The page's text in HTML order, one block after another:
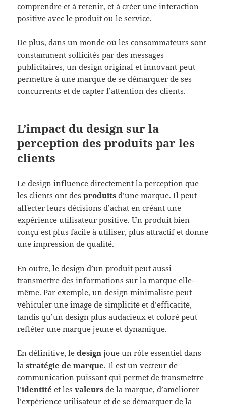
comprendre et à retenir, et à créer une interaction
positive avec le produit ou le service.
De plus, dans un monde où les consommateurs sont
constamment sollicités par des messages
publicitaires, un design original et innovant peut
permettre à une marque de se démarquer de ses
concurrents et de capter l’attention des clients.
L’impact du design sur la
perception des produits par les
clients
Le design influence directement la perception que
les clients ont desproduits d’une marque. Il peut
affecter leurs décisions d’achat en créant une
expérience utilisateur positive. Un produit bien
conçu est plus facile à utiliser, plus attractif et donne
une impression de qualité.
En outre, le design d’un produit peut aussi
transmettre des informations sur la marque elle-
même. Par exemple, un design minimaliste peut
véhiculer une image de simplicité et d’efficacité,
tandis qu’un design plus audacieux et coloré peut
refléter une marque jeune et dynamique.
En définitive, ledesign joue un rôle essentiel dans
lastratégie de marque. Il est un vecteur de
communication puissant qui permet de transmettre
l’identité et lesvaleurs de la marque, d’améliorer
l’expérience utilisateur et de se démarquer de la